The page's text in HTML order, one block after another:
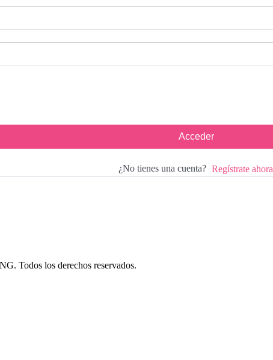
Acceder
¿No tienes una cuenta? Regístrate ahora
Todos los derechos reservados.